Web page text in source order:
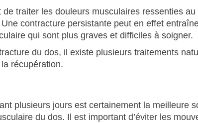
de traiter les douleurs musculaires ressenties
contracture persistante peut en effet
qui sont plus graves et difficiles à soigner.
du dos, il existe plusieurs traitements
récupération.
plusieurs jours est certainement la meilleure
du dos. Il est important d’éviter les